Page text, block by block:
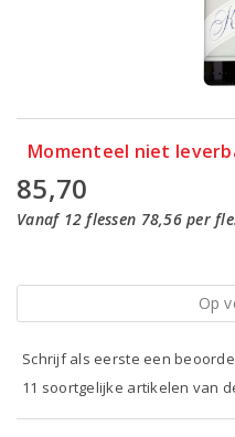
Momenteel niet
85,70
Vanaf 12 flessen 78,56 per
Op
Schrijf als eerste een
11 soortgelijke artikelen van